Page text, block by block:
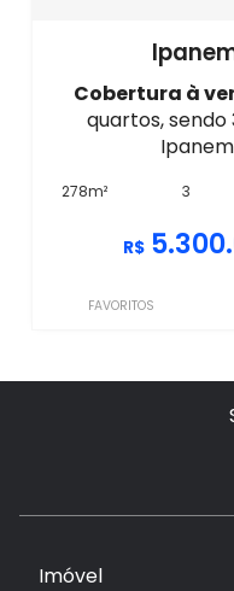
Cobertura à
quartos, sendo
278m² 3
R$
FAVORITOS
Imóvel